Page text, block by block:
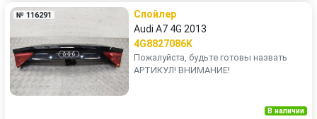
№ 116291
Спойлер
Audi A7 4G 2013
4G8827086K
Пожалуйста, будьте готовы назвать
АРТИКУЛ! ВНИМАНИЕ!
В наличии